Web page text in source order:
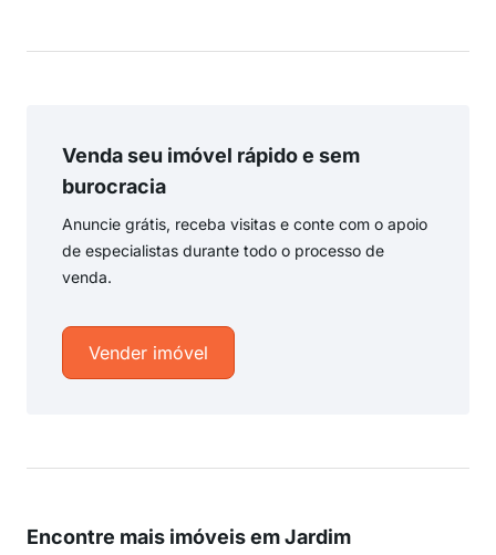
Venda seu imóvel rápido e sem
burocracia
Anuncie grátis, receba visitas e conte com o apoio
de especialistas durante todo o processo de
venda.
Vender imóvel
Encontre mais imóveis em Jardim